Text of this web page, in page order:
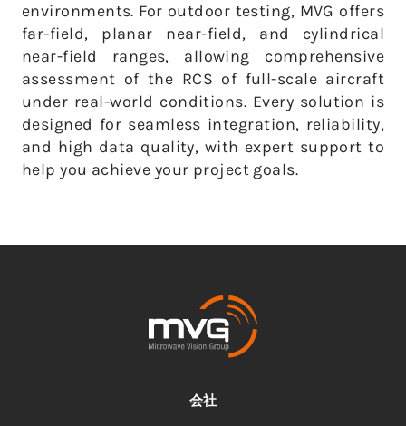
environments. For outdoor testing, MVG offers
far-field, planar near-field, and cylindrical
near-field ranges, allowing comprehensive
assessment of the RCS of full-scale aircraft
under real-world conditions. Every solution is
designed for seamless integration, reliability,
and high data quality, with expert support to
help you achieve your project goals.
会社